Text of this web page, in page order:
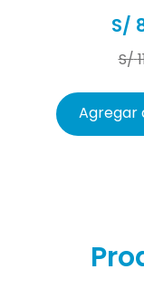
S/
S/
Agregar